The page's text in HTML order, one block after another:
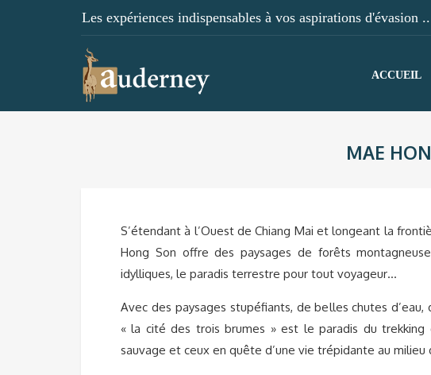
Les expériences indispensables à vos aspirations d'évasion
ACCUEIL
MAE
S’étendant à l’Ouest de Chiang Mai et longeant la
Hong Son offre des paysages de forêts
idylliques, le paradis terrestre pour tout voyageur…
Avec des paysages stupéfiants, de belles chutes
« la cité des trois brumes » est le paradis du
sauvage et ceux en quête d’une vie trépidante au milieu